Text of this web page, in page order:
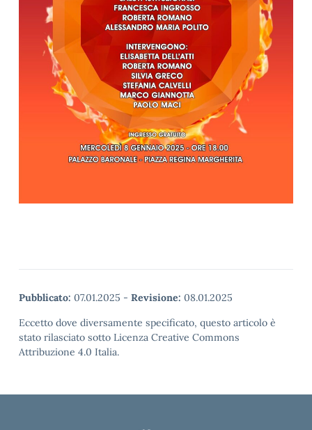
Pubblicato: 07.01.2025 - Revisione: 08.01.2025
Eccetto dove diversamente specificato, questo articolo è
stato rilasciato sotto Licenza Creative Commons
Attribuzione 4.0 Italia.